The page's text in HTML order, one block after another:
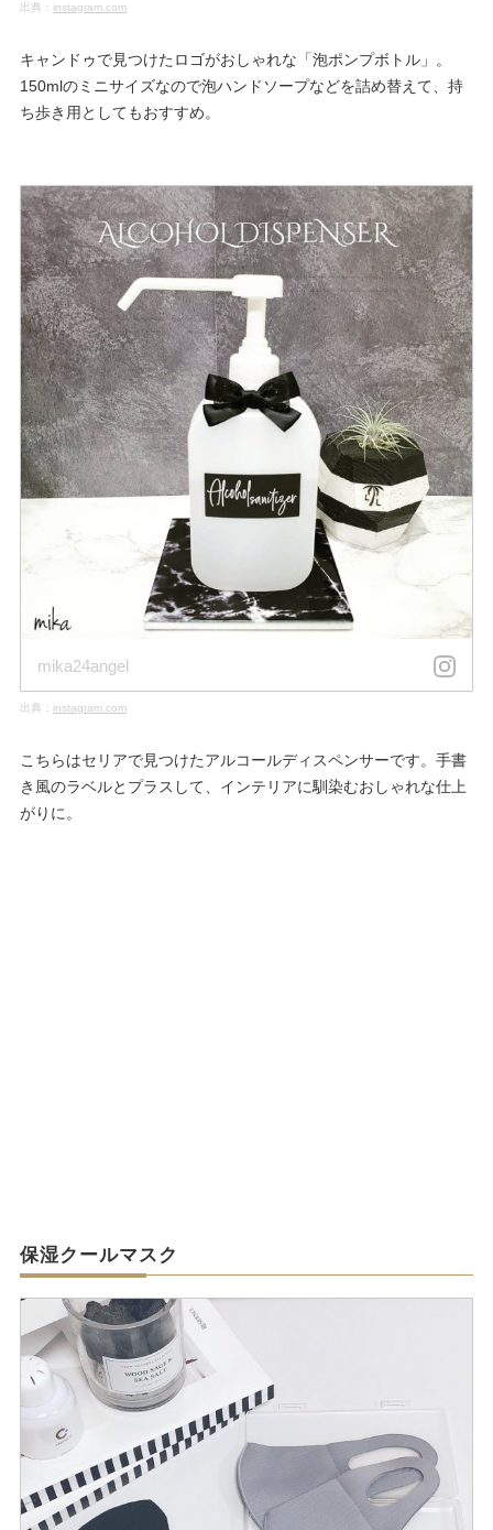
出典： instagram.com
キャンドゥで見つけたロゴがおしゃれな「泡ポンプボトル」。
150mlのミニサイズなので泡ハンドソープなどを詰め替えて、持
ち歩き用としてもおすすめ。
mika24angel
出典： instagram.com
こちらはセリアで見つけたアルコールディスペンサーです。手書
き風のラベルとプラスして、インテリアに馴染むおしゃれな仕上
がりに。
保湿クールマスク